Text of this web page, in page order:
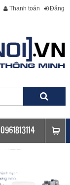
Thanh toán Đăng
0961813114